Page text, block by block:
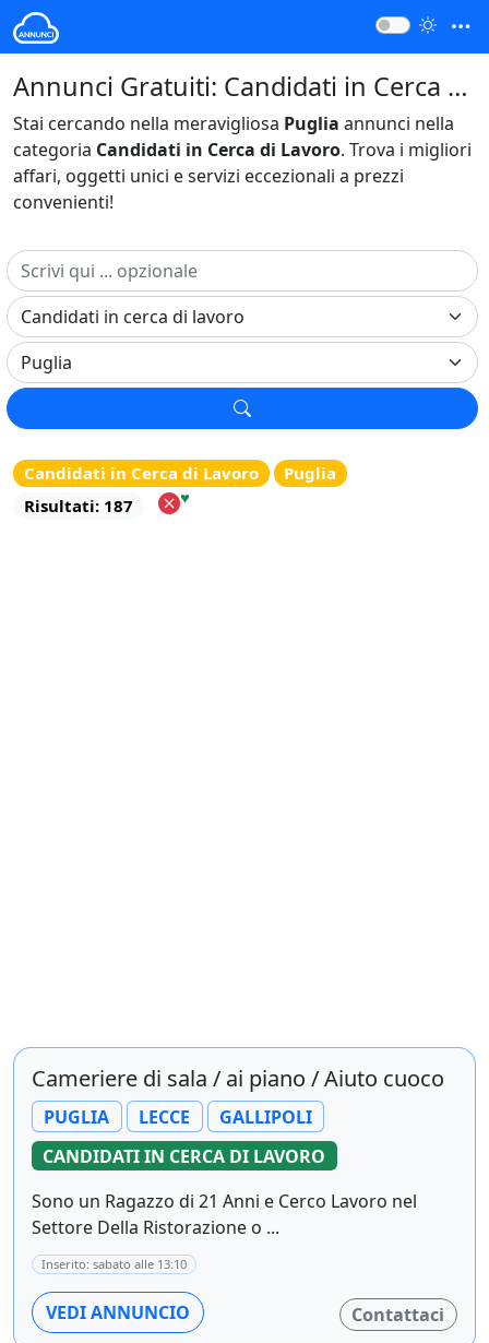
Annunci Gratuiti: Candidati in Cerca di Lavoro Puglia Italia
Stai cercando nella meravigliosa Puglia annunci nella
categoria Candidati in Cerca di Lavoro. Trova i migliori
affari, oggetti unici e servizi eccezionali a prezzi
convenienti!
Candidati in Cerca di Lavoro
Puglia
Risultati: 187
♥
Cameriere di sala / ai piano / Aiuto cuoco
PUGLIA LECCE
GALLIPOLI
CANDIDATI IN CERCA DI LAVORO
Sono un Ragazzo di 21 Anni e Cerco Lavoro nel
Settore Della Ristorazione o ...
Inserito: sabato alle 13:10
VEDI ANNUNCIO Contattaci